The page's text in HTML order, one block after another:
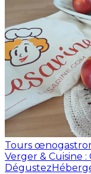
Tours
Verger & Cuisine
Dégustez